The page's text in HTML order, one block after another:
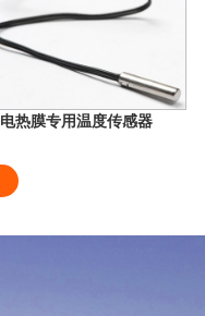
电热膜专用温度传感器